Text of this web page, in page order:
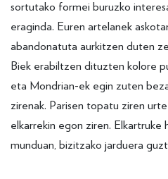
sortutako formei buruzko
eraginda. Euren artelanek
abandonatuta aurkitzen duten
Biek erabiltzen dituzten kolore
eta Mondrian-ek egin zuten
zirenak. Parisen topatu ziren
elkarrekin egon ziren. Elkartruke
munduan, bizitzako jarduera